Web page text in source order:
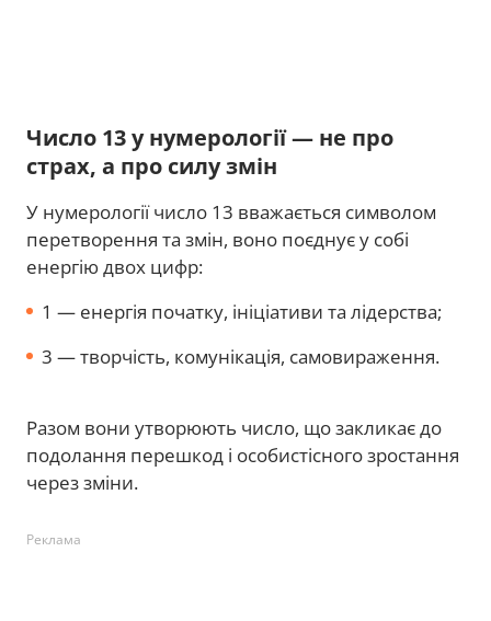
Число 13 у нумерології — не про
страх, а про силу змін
У нумерології число 13 вважається символом
перетворення та змін, воно поєднує у собі
енергію двох цифр:
1 — енергія початку, ініціативи та лідерства;
3 — творчість, комунікація, самовираження.
Разом вони утворюють число, що закликає до
подолання перешкод і особистісного зростання
через зміни.
Реклама